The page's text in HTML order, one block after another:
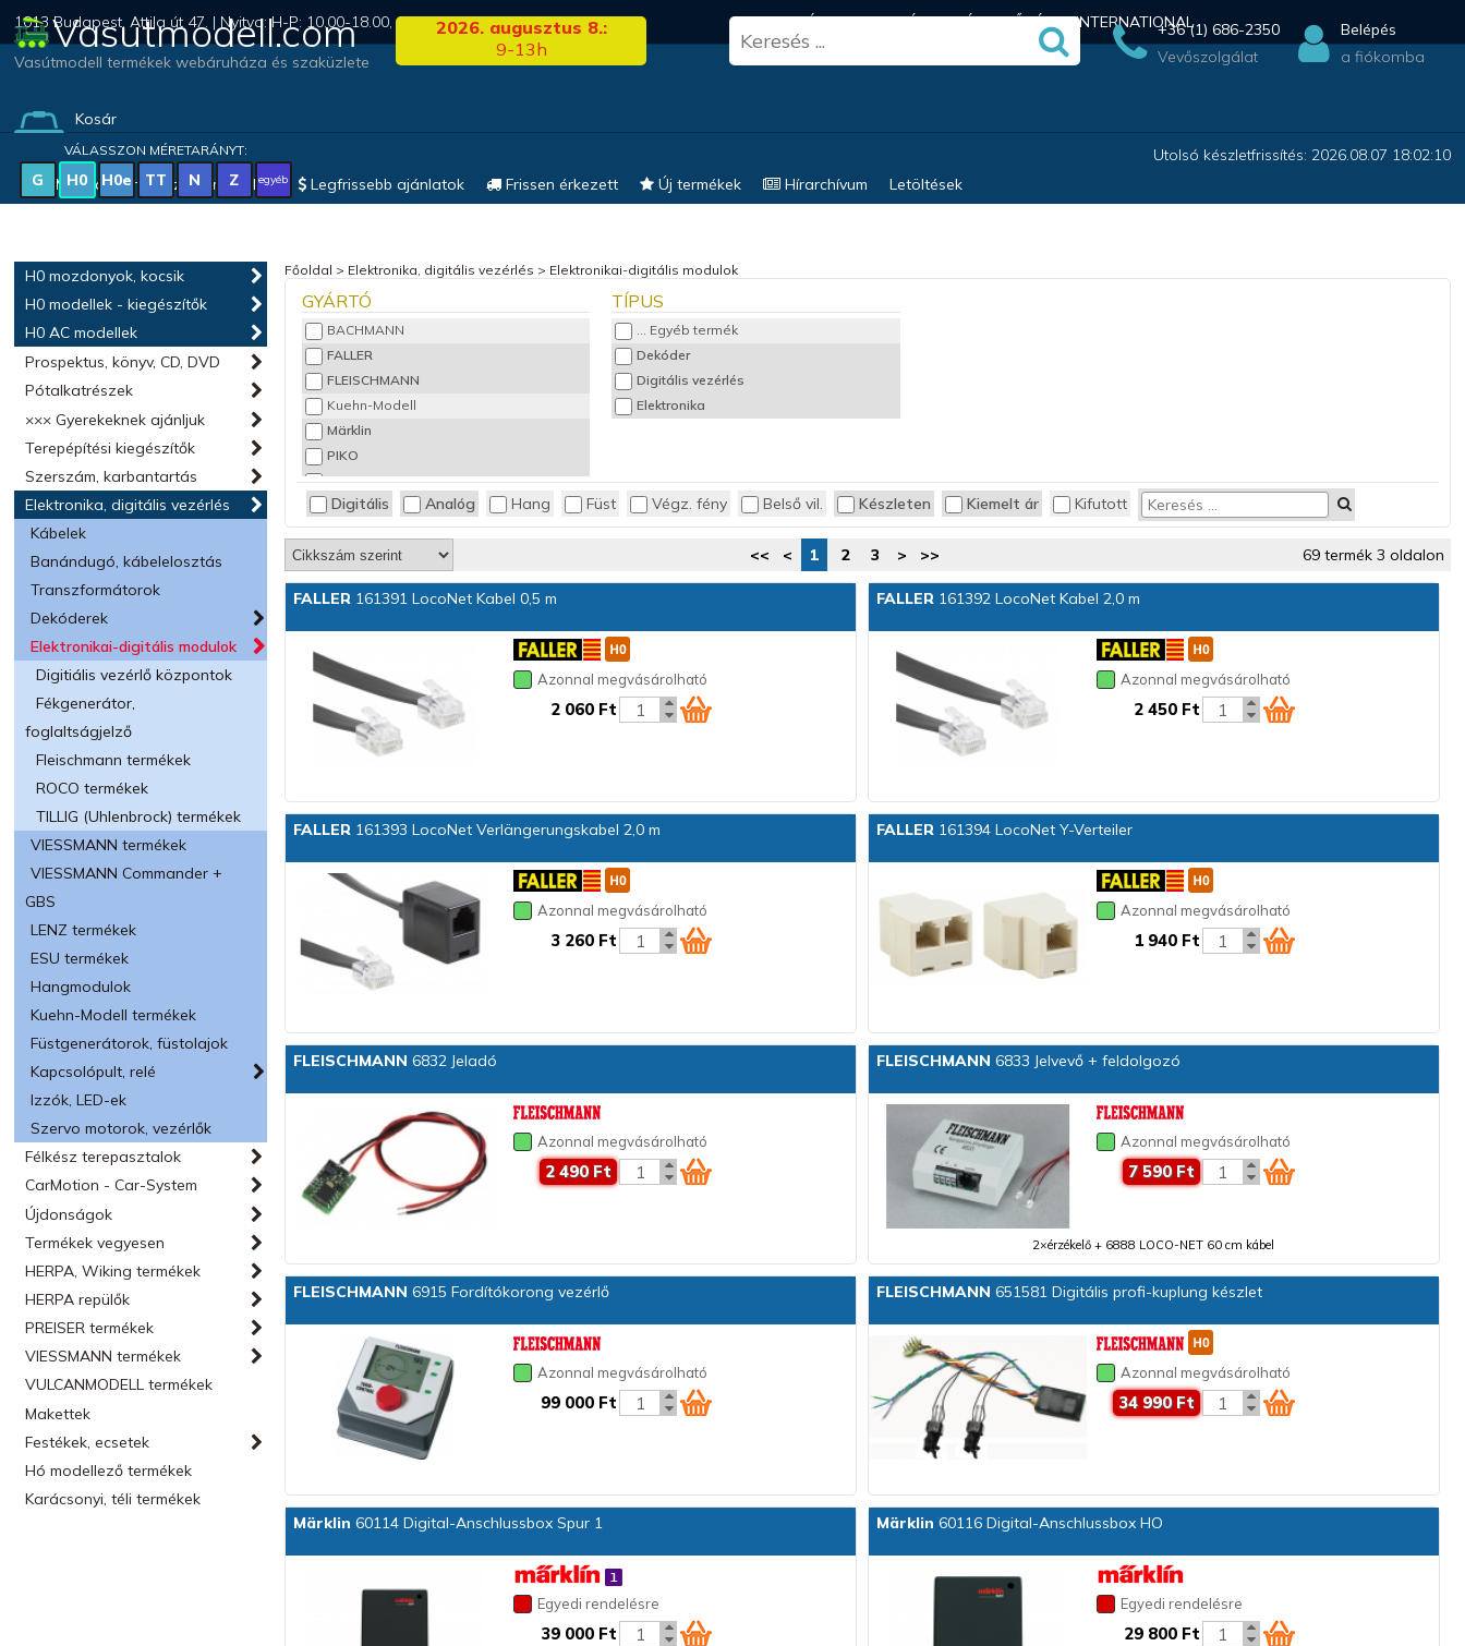
1013 Budapest, Attila út 47. | Nyitva: H-P: 10.00-18.00, Szo: 09.00-13.00 FRISS HÍREK KERESÉS ELÉRHETŐSÉG INTERNATIONAL
Vasutmodell.com
Vasútmodell termékek webáruháza és szaküzlete
2026. augusztus 8.:
9-13h
+36 (1) 686-2350
Vevőszolgálat
Belépés
a fiókomba
Kosár
(0 termék)
VÁLASSZON MÉRETARÁNYT:
G H0 H0e TT N Z egyéb
Utolsó készletfrissítés: 2026.08.07 18:02:10
Magyar vonatkozású modellek
Legfrissebb ajánlatok Frissen érkezett Új termékek Hírarchívum Letöltések
H0 mozdonyok, kocsik
H0 modellek - kiegészítők
H0 AC modellek
Prospektus, könyv, CD, DVD
Pótalkatrészek
××× Gyerekeknek ajánljuk
Terepépítési kiegészítők
Szerszám, karbantartás
Elektronika, digitális vezérlés
Kábelek
Banándugó, kábelelosztás
Transzformátorok
Dekóderek
Elektronikai-digitális modulok
Digitiális vezérlő központok
Fékgenerátor,
foglaltságjelző
Fleischmann termékek
ROCO termékek
TILLIG (Uhlenbrock) termékek
VIESSMANN termékek
VIESSMANN Commander +
GBS
LENZ termékek
ESU termékek
Hangmodulok
Kuehn-Modell termékek
Füstgenerátorok, füstolajok
Kapcsolópult, relé
Izzók, LED-ek
Szervo motorok, vezérlők
Félkész terepasztalok
CarMotion - Car-System
Újdonságok
Termékek vegyesen
HERPA, Wiking termékek
HERPA repülők
PREISER termékek
VIESSMANN termékek
VULCANMODELL termékek
Makettek
Festékek, ecsetek
Hó modellező termékek
Karácsonyi, téli termékek
Főoldal > Elektronika, digitális vezérlés > Elektronikai-digitális modulok
GYÁRTÓ
BACHMANN
FALLER
FLEISCHMANN
Kuehn-Modell
Märklin
PIKO
ROCO
TILLIG
TRIX
VIESSMANN
TÍPUS
... Egyéb termék
Dekóder
Digitális vezérlés
Elektronika
Digitális Analóg Hang Füst Végz. fény Belső vil. Készleten Kiemelt ár Kifutott
<< < 1 2 3 > >> 69 termék 3 oldalon
FALLER 161391 LocoNet Kabel 0,5 m
Azonnal megvásárolható
2 060 Ft
FALLER161392 LocoNet Kabel 2,0 m
Azonnal megvásárolható
2 450 Ft
FALLER 161393 LocoNet Verlängerungskabel 2,0 m
Azonnal megvásárolható
3 260 Ft
FALLER161394 LocoNet Y-Verteiler
Azonnal megvásárolható
1 940 Ft
FLEISCHMANN 6832 Jeladó
Azonnal megvásárolható
2 490 Ft
FLEISCHMANN 6833 Jelvevő + feldolgozó
Azonnal megvásárolható
7 590 Ft
2×érzékelő + 6888 LOCO-NET 60 cm kábel
FLEISCHMANN 6915 Fordítókorong vezérlő
Azonnal megvásárolható
99 000 Ft
FLEISCHMANN 651581 Digitális profi-kuplung készlet
Azonnal megvásárolható
34 990 Ft
Märklin 60114 Digital-Anschlussbox Spur 1
Egyedi rendelésre
39 000 Ft
Märklin 60116 Digital-Anschlussbox HO
Egyedi rendelésre
29 800 Ft